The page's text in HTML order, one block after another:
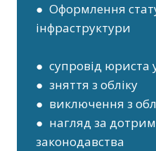
● Оформлення
інфраструктури
● супровід юриста
● зняття з обліку
● виключення з
● нагляд за
законодавства